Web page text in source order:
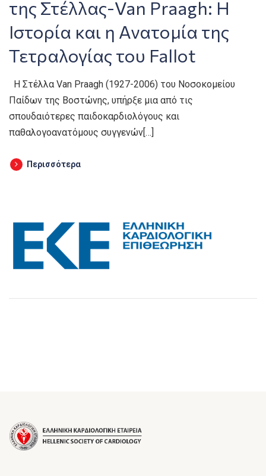
της Στέλλας-Van Praagh: Η
Ιστορία και η Ανατομία της
Τετραλογίας του Fallot
Η Στέλλα Van Praagh (1927-2006) του Νοσοκομείου
Παίδων της Βοστώνης, υπήρξε μια από τις
σπουδαιότερες παιδοκαρδιολόγους και
παθαλογοανατόμους συγγενών[…]
Περισσότερα